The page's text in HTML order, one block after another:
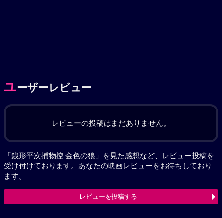
ユーザーレビュー
レビューの投稿はまだありません。
「銭形平次捕物控 金色の狼」を見た感想など、レビュー投稿を
受け付けております。あなたの映画レビューをお待ちしており
ます。
レビューを投稿する